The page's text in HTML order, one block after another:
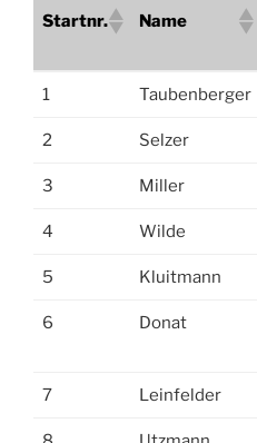
Startnr. Name
Startnr.
Name
1 Taubenberger
2 Selzer
3 Miller
4 Wilde
5 Kluitmann
6 Donat
7 Leinfelder